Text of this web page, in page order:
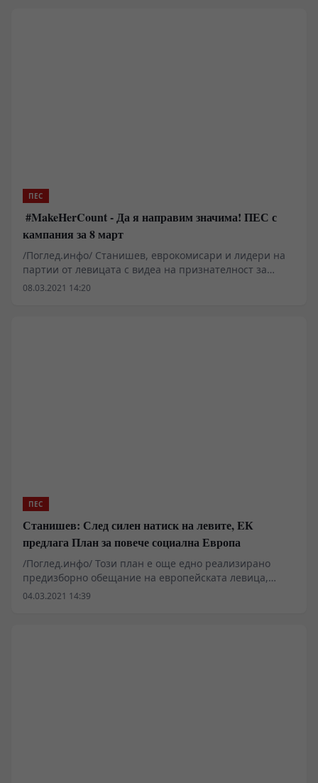
ПЕС
#MakeHerCount - Да я направим значима! ПЕС с
кампания за 8 март
/Поглед.инфо/ Станишев, еврокомисари и лидери на
партии от левицата с видеа на признателност за
Международния ден на жената Достойно и
08.03.2021 14:20
ПЕС
Станишев: След силен натиск на левите, EК
предлага План за повече социална Европа
/Поглед.инфо/ Този план e още едно реализирано
предизборно обещание на европейската левица,
смята президентът на ПЕС.
04.03.2021 14:39